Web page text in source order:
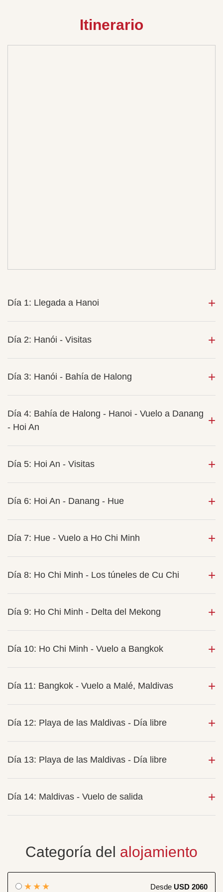
Itinerario
Día 1: Llegada a Hanoi
Día 2: Hanói - Visitas
Día 3: Hanói - Bahía de Halong
Día 4: Bahía de Halong - Hanoi - Vuelo a Danang
- Hoi An
Día 5: Hoi An - Visitas
Día 6: Hoi An - Danang - Hue
Día 7: Hue - Vuelo a Ho Chi Minh
Día 8: Ho Chi Minh - Los túneles de Cu Chi
Día 9: Ho Chi Minh - Delta del Mekong
Día 10: Ho Chi Minh - Vuelo a Bangkok
Día 11: Bangkok - Vuelo a Malé, Maldivas
Día 12: Playa de las Maldivas - Día libre
Día 13: Playa de las Maldivas - Día libre
Día 14: Maldivas - Vuelo de salida
Categoría del alojamiento
★★★ Desde USD 2060